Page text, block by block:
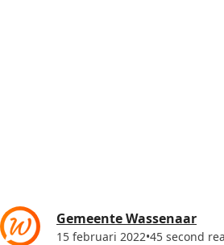
Gemeente Wassenaar
15 februari 2022•45 second